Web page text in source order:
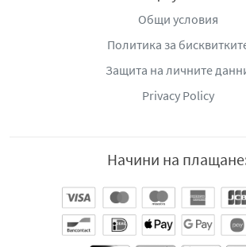
Общи условия
Политика за
Защита на личните
Privacy Policy
Начини на